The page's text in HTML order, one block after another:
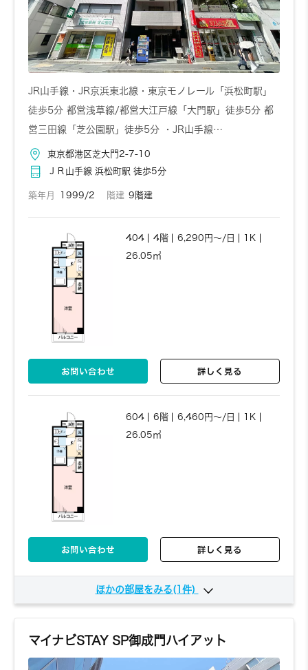
JR山手線・JR京浜東北線・東京モノレール「浜松町駅」
徒歩5分 都営浅草線/都営大江戸線「大門駅」徒歩5分 都
営三田線「芝公園駅」徒歩5分 ・JR山手線…
東京都港区芝大門2-7-10
ＪＲ山手線 浜松町駅 徒歩5分
築年月 1999/2 階建 9階建
404 4階 6,290円～/日
1K
26.05㎡
お問い合わせ 詳しく見る
604 6階 6,460円～/日
1K
26.05㎡
お問い合わせ 詳しく見る
ほかの部屋をみる(1件)
マイナビSTAY SP御成門ハイアット